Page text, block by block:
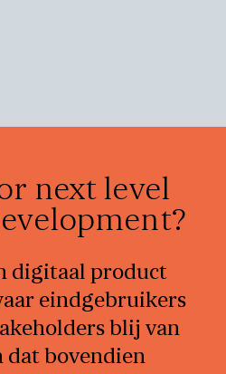
next level
digitaal product
eindgebruikers
blij van
dat bovendien